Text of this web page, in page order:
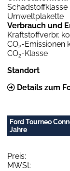
Schadstoffklasse
Umweltplakette
Verbrauch und
Kraftstoffverbr.
CO2-Emissionen
CO2-Klasse
Standort
Details zum
Ford Tourneo
Jahre
Preis:
MWSt: